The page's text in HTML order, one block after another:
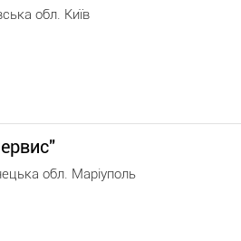
обл. Київ
обл. Маріуполь